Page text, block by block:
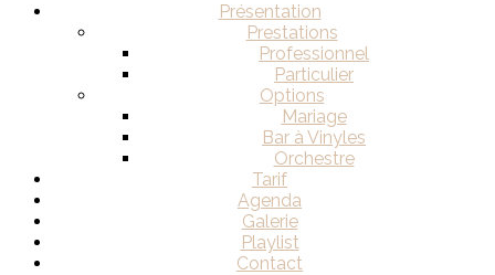
Présentation
Prestations
Professionnel
Particulier
Options
Mariage
Bar à Vinyles
Orchestre
Tarif
Agenda
Galerie
Playlist
Contact